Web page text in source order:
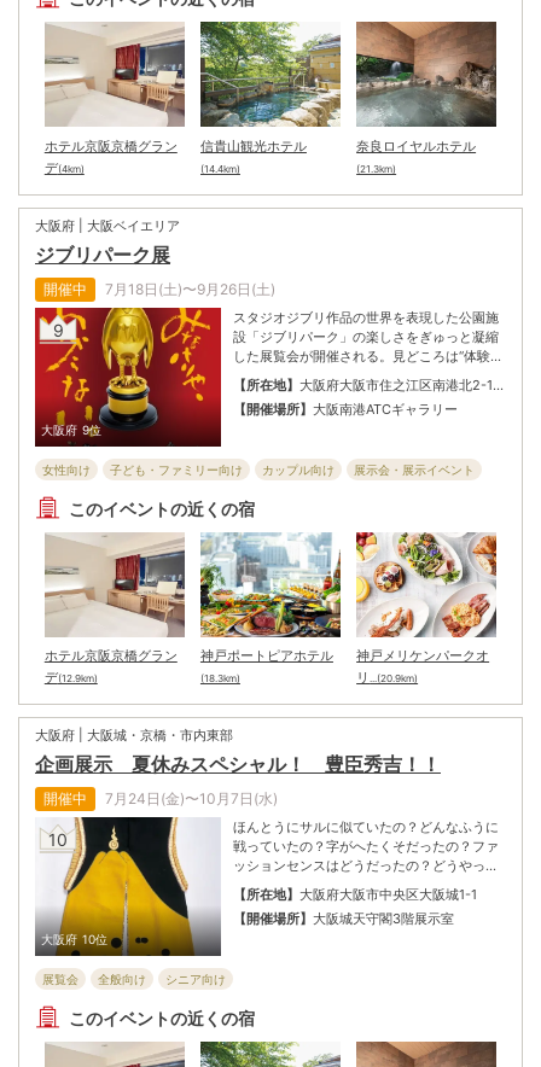
ホテル京阪京橋グラン
デ(4km)
信貴山観光ホテル
(14.4km)
奈良ロイヤルホテル
(21.3km)
大阪府 | 大阪ベイエリア
ジブリパーク展
開催中 7月18日(土)〜9月26日(土)
9
大阪府 9位
スタジオジブリ作品の世界を表現した公園施
設「ジブリパーク」の楽しさをぎゅっと凝縮
した展覧会が開催される。見どころは“体験
型”であること。貴重な資料の展示はもちろ
ん、大人も子どもも「みて、さわって、まわ
って楽しい」工夫が随所に施されている。ス
ク”を、ぜひ会場で見つけて、受け取ろう。
【所在地】 大阪府大阪市住之江区南港北2-1-
10
【開催場所】 大阪南港ATCギャラリー
女性向け 子ども・ファミリー向け カップル向け
展示会・展示イベント
全般向け
このイベントの近くの宿
ホテル京阪京橋グラン
デ(12.9km)
神戸ポートピアホテル
(18.3km)
神戸メリケンパークオ
リ...(20.9km)
大阪府 | 大阪城・京橋・市内東部
企画展示 夏休みスペシャル！ 豊臣秀吉！！
開催中 7月24日(金)〜10月7日(水)
10
大阪府 10位
ほんとうにサルに似ていたの？どんなふうに
戦っていたの？字がへたくそだったの？ファ
ッションセンスはどうだったの？どうやって
大坂城をつくったの？どんなライバルがいた
の？検地や刀狩りって、どんな政策？どんな
エピソードがあるの？いま話題の人物、豊臣
【所在地】 大阪府大阪市中央区大阪城1-1
【開催場所】 大阪城天守閣3階展示室
展覧会 全般向け シニア向け
このイベントの近くの宿